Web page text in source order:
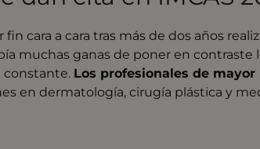
fin cara a cara tras más de dos años
muchas ganas de poner en
constante. Los profesionales de
en dermatología, cirugía plástica y